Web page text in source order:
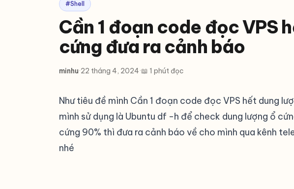
#Shell
Cần 1 đoạn code đọc VPS
cứng đưa ra cảnh báo
minhu·22 tháng 4, 2024·📖 1 phút đọc
Như tiêu đề mình Cần 1 đoạn code đọc VPS hết dung
mình sử dụng là Ubuntu df -h để check dung lượng ổ
cứng 90% thì đưa ra cảnh báo về cho mình qua kênh
nhé